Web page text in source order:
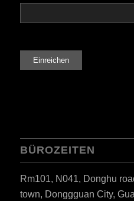
BÜROZEITEN
Rm101, N041, Donghu
town, Donggguan City,